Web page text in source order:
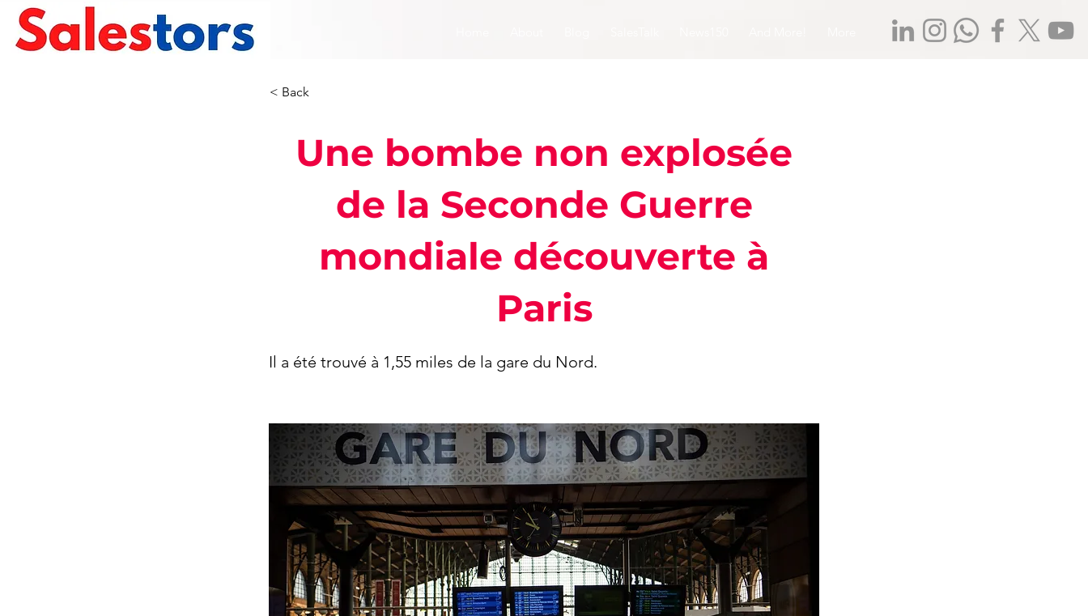
< Back
Une bombe non explosée
de la Seconde Guerre
mondiale découverte à
Paris
Il a été trouvé à 1,55 miles de la gare du Nord.